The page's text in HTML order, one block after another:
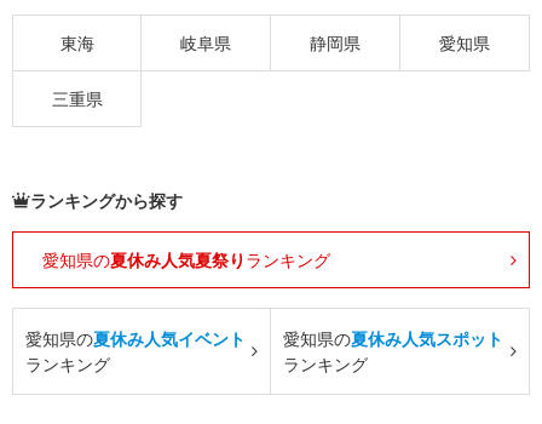
東海 岐阜県 静岡県 愛知県
三重県
ランキングから探す
愛知県の夏休み人気夏祭り ランキング
愛知県の夏休み人気イベント
ランキング
愛知県の夏休み人気スポット
ランキング